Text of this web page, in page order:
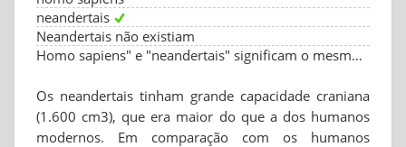
neandertais
Neandertais não existiam
Homo sapiens" e "neandertais" significam o mesmo.
Os neandertais tinham grande capacidade craniana
(1.600 cm3), que era maior do que a dos humanos
modernos. Em comparação com os humanos